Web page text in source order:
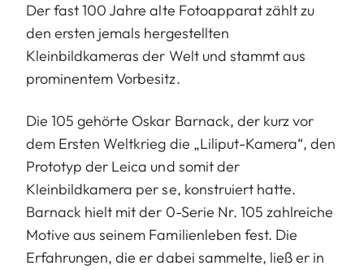
Der fast 100 Jahre alte Fotoapparat zählt zu
den ersten jemals hergestellten
Kleinbildkameras der Welt und stammt aus
prominentem Vorbesitz.
Die 105 gehörte Oskar Barnack, der kurz vor
dem Ersten Weltkrieg die „Liliput-Kamera“, den
Prototyp der Leica und somit der
Kleinbildkamera per se, konstruiert hatte.
Barnack hielt mit der 0-Serie Nr. 105 zahlreiche
Motive aus seinem Familienleben fest. Die
Erfahrungen, die er dabei sammelte, ließ er in